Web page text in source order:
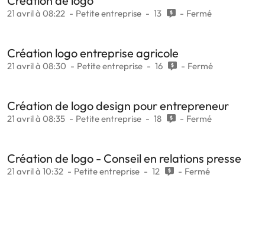
21 avril à 08:22 Petite entreprise 13 Fermé
Création logo entreprise agricole
21 avril à 08:30 Petite entreprise 16 Fermé
Création de logo design pour entrepreneur
21 avril à 08:35 Petite entreprise 18 Fermé
Création de logo - Conseil en relations presse
21 avril à 10:32 Petite entreprise 12 Fermé